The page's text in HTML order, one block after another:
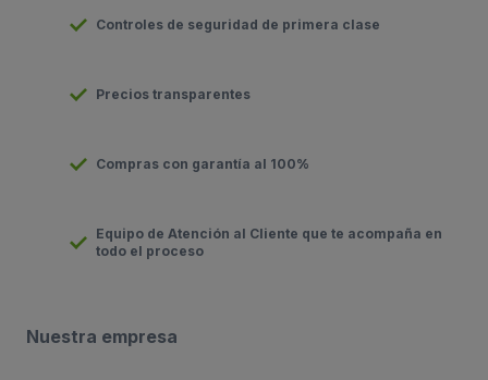
Controles de seguridad de primera clase
Precios transparentes
Compras con garantía al 100%
Equipo de Atención al Cliente que te acompaña en
todo el proceso
Nuestra empresa